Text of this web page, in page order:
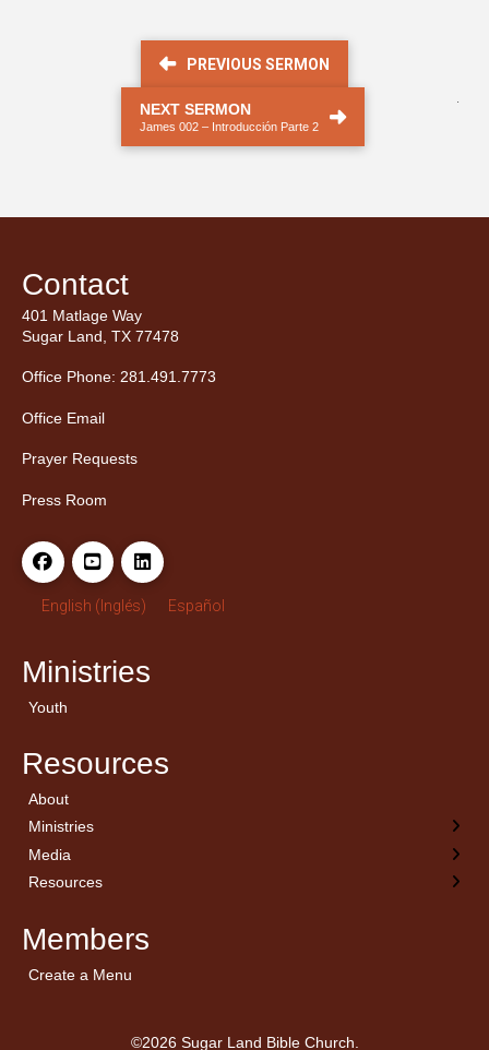
PREVIOUS SERMON
NEXT SERMON
James 002 – Introducción Parte 2
.
Contact
401 Matlage Way
Sugar Land, TX 77478
Office Phone: 281.491.7773
Office Email
Prayer Requests
Press Room
English ( Inglés) Español
Ministries
Youth
Resources
About
Ministries
← Back
Youth
Media
← Back
Archivo de sermones
Resources
← Back
Cornerstone
ProphCon
Members
Create a Menu
©2026 Sugar Land Bible Church.